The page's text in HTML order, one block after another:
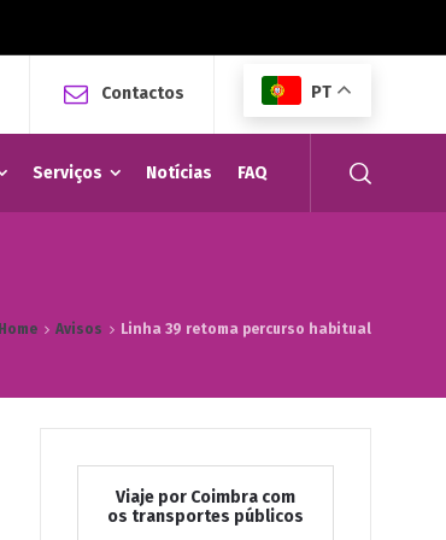
Contactos PT
Serviços Notícias FAQ
Home Avisos Linha 39 retoma percurso habitual
Viaje por Coimbra com
os transportes públicos